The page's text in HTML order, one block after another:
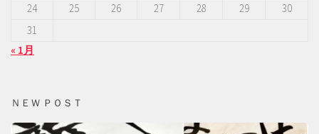
24
25 26 27 28 29
30
31
« 1月
ＮＥＷ ＰＯＳＴ